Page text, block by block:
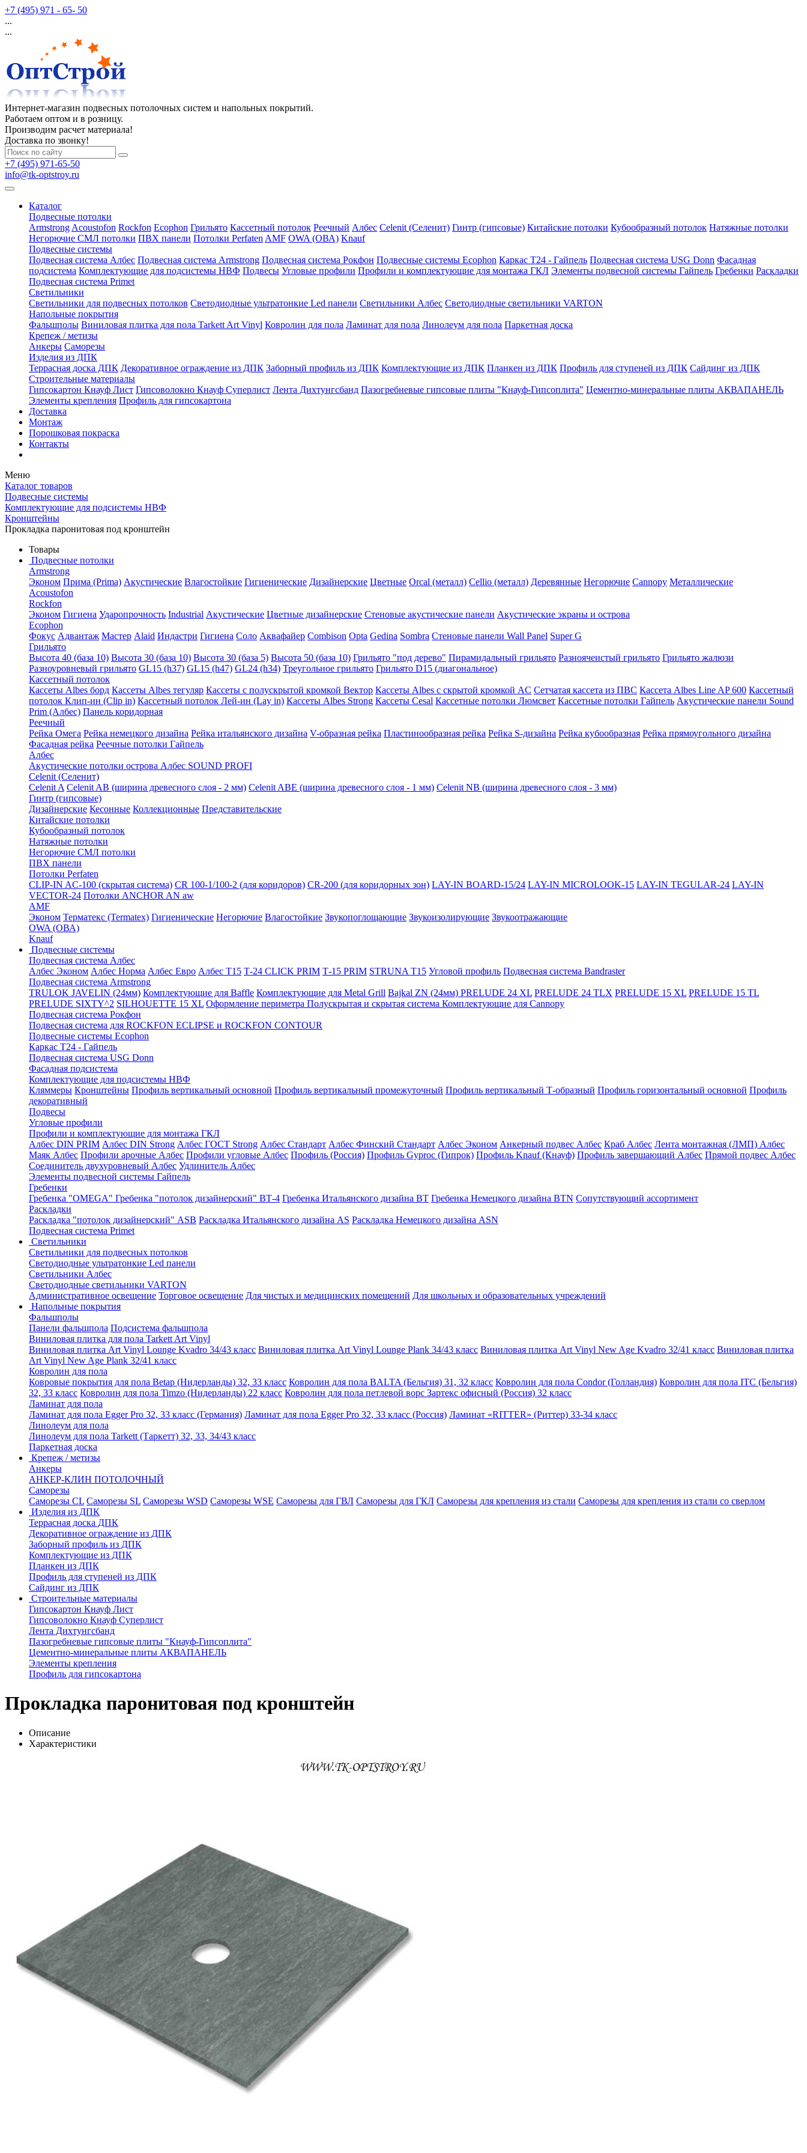
+7 (495) 971 - 65- 50
...
...
Интернет-магазин подвесных потолочных систем и напольных покрытий.
Работаем оптом и в розницу.
Производим расчет материала!
Доставка по звонку!
+7 (495) 971-65-50
info@tk-optstroy.ru
Каталог
Подвесные потолки
Armstrong Acoustofon Rockfon Ecophon Грильято Кассетный потолок Реечный Албес Celenit (Селенит) Гинтр (гипсовые) Китайские потолки Кубообразный потолок Натяжные потолки
Негорючие СМЛ потолки ПВХ панели Потолки Perfaten AMF OWA (ОВА) Knauf
Подвесные системы
Подвесная система Албес Подвесная система Armstrong Подвесная система Рокфон Подвесные системы Ecophon Каркас Т24 - Гайпель Подвесная система USG Donn Фасадная
подсистема Комплектующие для подсистемы НВФ Подвесы Угловые профили Профили и комплектующие для монтажа ГКЛ Элементы подвесной системы Гайпель Гребенки Раскладки
Подвесная система Primet
Светильники
Светильники для подвесных потолков Светодиодные ультратонкие Led панели Светильники Албес Светодиодные светильники VARTON
Напольные покрытия
Фальшполы Виниловая плитка для пола Tarkett Art Vinyl Ковролин для пола Ламинат для пола Линолеум для пола Паркетная доска
Крепеж / метизы
Анкеры Саморезы
Изделия из ДПК
Террасная доска ДПК Декоративное ограждение из ДПК Заборный профиль из ДПК Комплектующие из ДПК Планкен из ДПК Профиль для ступеней из ДПК Сайдинг из ДПК
Строительные материалы
Гипсокартон Кнауф Лист Гипсоволокно Кнауф Суперлист Лента Дихтунгсбанд Пазогребневые гипсовые плиты "Кнауф-Гипсоплита" Цементно-минеральные плиты АКВАПАНЕЛЬ
Элементы крепления Профиль для гипсокартона
Доставка
Монтаж
Порошковая покраска
Контакты
Меню
Каталог товаров
Подвесные системы
Комплектующие для подсистемы НВФ
Кронштейны
Прокладка паронитовая под кронштейн
Товары
Подвесные потолки
Armstrong
Эконом Прима (Prima) Акустические Влагостойкие Гигиенические Дизайнерские Цветные Orcal (металл) Cellio (металл) Деревянные Негорючие Cannopy Металлические
Acoustofon
Rockfon
Эконом Гигиена Ударопрочность Industrial Акустические Цветные дизайнерские Стеновые акустические панели Акустические экраны и острова
Ecophon
Фокус Адвантаж Мастер Alaid Индастри Гигиена Соло Аквафайер Combison Opta Gedina Sombra Стеновые панели Wall Panel Super G
Грильято
Высота 40 (база 10) Высота 30 (база 10) Высота 30 (база 5) Высота 50 (база 10) Грильято "под дерево" Пирамидальный грильято Разноячеистый грильято Грильято жалюзи
Разноуровневый грильято GL15 (h37) GL15 (h47) GL24 (h34) Треугольное грильято Грильято D15 (диагональное)
Кассетный потолок
Кассеты Albes борд Кассеты Albes тегуляр Кассеты с полускрытой кромкой Вектор Кассеты Albes с скрытой кромкой AC Сетчатая кассета из ПВС Кассета Albes Line AP 600 Кассетный
потолок Клип-ин (Clip in) Кассетный потолок Лей-ин (Lay in) Кассеты Albes Strong Кассеты Cesal Кассетные потолки Люмсвет Кассетные потолки Гайпель Акустические панели Sound
Prim (Албес) Панель коридорная
Реечный
Рейка Омега Рейка немецкого дизайна Рейка итальянского дизайна V-образная рейка Пластинообразная рейка Рейка S-дизайна Рейка кубообразная Рейка прямоугольного дизайна
Фасадная рейка Реечные потолки Гайпель
Албес
Акустические потолки острова Албес SOUND PROFI
Celenit (Селенит)
Celenit A Celenit AB (ширина древесного слоя - 2 мм) Celenit ABE (ширина древесного слоя - 1 мм) Celenit NB (ширина древесного слоя - 3 мм)
Гинтр (гипсовые)
Дизайнерские Кесонные Коллекционные Представительские
Китайские потолки
Кубообразный потолок
Натяжные потолки
Негорючие СМЛ потолки
ПВХ панели
Потолки Perfaten
CLIP-IN AC-100 (скрытая система) CR 100-1/100-2 (для коридоров) CR-200 (для коридорных зон) LAY-IN BOARD-15/24 LAY-IN MICROLOOK-15 LAY-IN TEGULAR-24 LAY-IN
VECTOR-24 Потолки ANCHOR AN aw
AMF
Эконом Терматекс (Termatex) Гигиенические Негорючие Влагостойкие Звукопоглощающие Звукоизолирующие Звукоотражающие
OWA (ОВА)
Knauf
Подвесные системы
Подвесная система Албес
Албес Эконом Албес Норма Албес Евро Албес T15 Т-24 CLICK PRIM Т-15 PRIM STRUNA Т15 Угловой профиль Подвесная система Bandraster
Подвесная система Armstrong
TRULOK JAVELIN (24мм) Комплектующие для Baffle Комплектующие для Metal Grill Bajkal ZN (24мм) PRELUDE 24 XL PRELUDE 24 TLX PRELUDE 15 XL PRELUDE 15 TL
PRELUDE SIXTY^2 SILHOUETTE 15 XL Оформление периметра Полускрытая и скрытая система Комплектующие для Cannopy
Подвесная система Рокфон
Подвесная система для ROCKFON ECLIPSE и ROCKFON CONTOUR
Подвесные системы Ecophon
Каркас Т24 - Гайпель
Подвесная система USG Donn
Фасадная подсистема
Комплектующие для подсистемы НВФ
Кляммеры Кронштейны Профиль вертикальный основной Профиль вертикальный промежуточный Профиль вертикальный Т-образный Профиль горизонтальный основной Профиль
декоративный
Подвесы
Угловые профили
Профили и комплектующие для монтажа ГКЛ
Албес DIN PRIM Албес DIN Strong Албес ГОСТ Strong Албес Стандарт Албес Финский Стандарт Албес Эконом Анкерный подвес Албес Краб Албес Лента монтажная (ЛМП) Албес
Маяк Албес Профили арочные Албес Профили угловые Албес Профиль (Россия) Профиль Gyproc (Гипрок) Профиль Knauf (Кнауф) Профиль завершающий Албес Прямой подвес Албес
Соединитель двухуровневый Албес Удлинитель Албес
Элементы подвесной системы Гайпель
Гребенки
Гребенка "OMEGA" Гребенка "потолок дизайнерский" ВТ-4 Гребенка Итальянского дизайна BT Гребенка Немецкого дизайна ВТN Сопутствующий ассортимент
Раскладки
Раскладка "потолок дизайнерский" ASB Раскладка Итальянского дизайна AS Раскладка Немецкого дизайна АSN
Подвесная система Primet
Светильники
Светильники для подвесных потолков
Светодиодные ультратонкие Led панели
Светильники Албес
Светодиодные светильники VARTON
Административное освещение Торговое освещение Для чистых и медицинских помещений Для школьных и образовательных учреждений
Напольные покрытия
Фальшполы
Панели фальшпола Подсистема фальшпола
Виниловая плитка для пола Tarkett Art Vinyl
Виниловая плитка Art Vinyl Lounge Kvadro 34/43 класс Виниловая плитка Art Vinyl Lounge Plank 34/43 класс Виниловая плитка Art Vinyl New Age Kvadro 32/41 класс Виниловая плитка
Art Vinyl New Age Plank 32/41 класс
Ковролин для пола
Ковровые покрытия для пола Betap (Нидерланды) 32, 33 класс Ковролин для пола BALTA (Бельгия) 31, 32 класс Ковролин для пола Condor (Голландия) Ковролин для пола ITC (Бельгия)
32, 33 класс Ковролин для пола Timzo (Нидерланды) 22 класс Ковролин для пола петлевой ворс Зартекс офисный (Россия) 32 класс
Ламинат для пола
Ламинат для пола Egger Pro 32, 33 класс (Германия) Ламинат для пола Egger Pro 32, 33 класс (Россия) Ламинат «RITTER» (Риттер) 33-34 класс
Линолеум для пола
Линолеум для пола Tarkett (Таркетт) 32, 33, 34/43 класс
Паркетная доска
Крепеж / метизы
Анкеры
АНКЕР-КЛИН ПОТОЛОЧНЫЙ
Саморезы
Саморезы CL Саморезы SL Саморезы WSD Саморезы WSE Саморезы для ГВЛ Саморезы для ГКЛ Саморезы для крепления из стали Саморезы для крепления из стали со сверлом
Изделия из ДПК
Террасная доска ДПК
Декоративное ограждение из ДПК
Заборный профиль из ДПК
Комплектующие из ДПК
Планкен из ДПК
Профиль для ступеней из ДПК
Сайдинг из ДПК
Строительные материалы
Гипсокартон Кнауф Лист
Гипсоволокно Кнауф Суперлист
Лента Дихтунгсбанд
Пазогребневые гипсовые плиты "Кнауф-Гипсоплита"
Цементно-минеральные плиты АКВАПАНЕЛЬ
Элементы крепления
Профиль для гипсокартона
Прокладка паронитовая под кронштейн
Описание
Характеристики